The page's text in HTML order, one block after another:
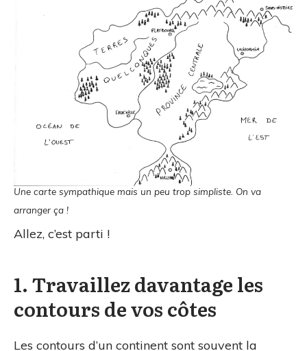
Une carte sympathique mais un peu trop simpliste. On va
arranger ça !
Allez, c’est parti !
1. Travaillez davantage les
contours de vos côtes
Les contours d’un continent sont souvent la